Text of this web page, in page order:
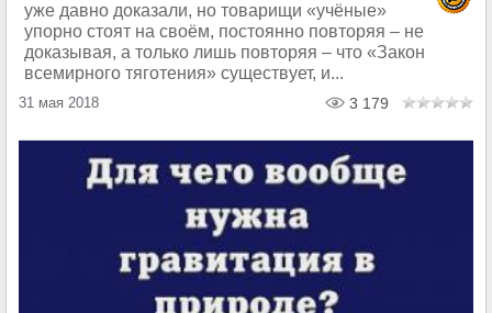
уже давно доказали, но товарищи «учёные»
упорно стоят на своём, постоянно повторяя – не
доказывая, а только лишь повторяя – что «Закон
всемирного тяготения» существует, и...
31 мая 2018 3 179